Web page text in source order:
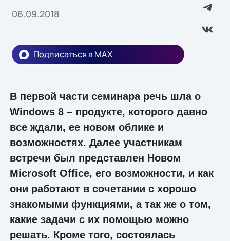
06.09.2018
Подписаться в MAX
В первой части семинара речь шла о
Windows 8 – продукте, которого давно
все ждали, ее новом облике и
возможностях. Далее участникам
встречи был представлен Новом
Microsoft Office, его возможности, и как
они работают в сочетании с хорошо
знакомыми функциями, а так же о том,
какие задачи с их помощью можно
решать. Кроме того, состоялась